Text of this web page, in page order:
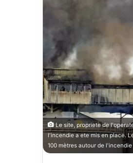
Le site, propriete de
l'incendie a ete mis en place.
100 mètres autour de l'incendie